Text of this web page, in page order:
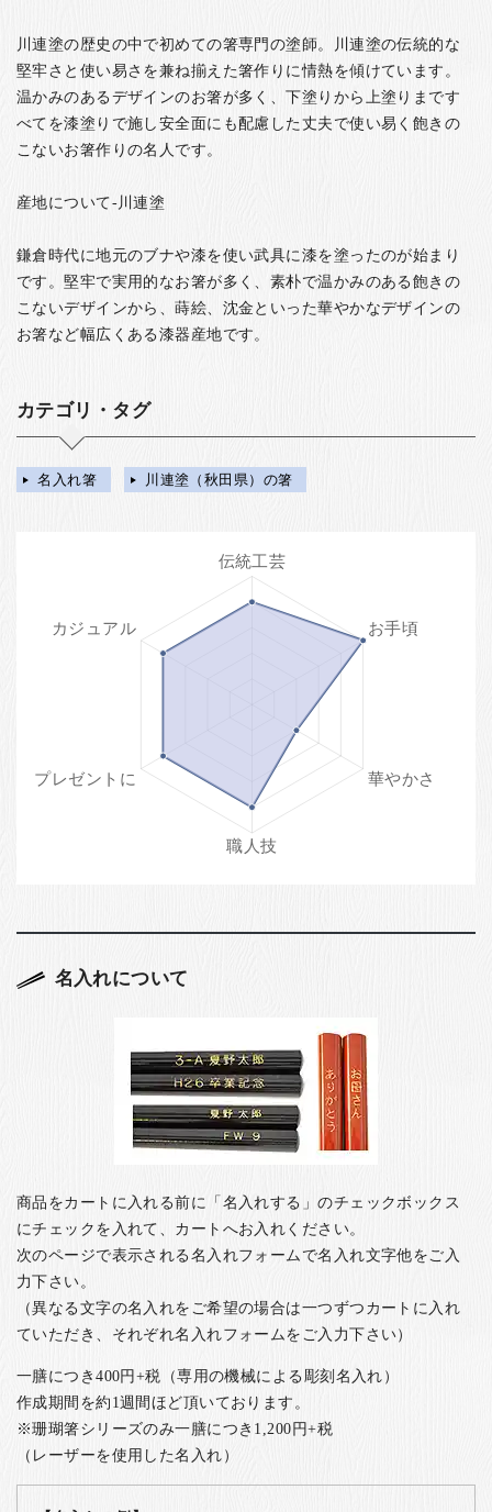
川連塗の歴史の中で初めての箸専門の塗師。川連塗の伝統的な
堅牢さと使い易さを兼ね揃えた箸作りに情熱を傾けています。
温かみのあるデザインのお箸が多く、下塗りから上塗りまです
べてを漆塗りで施し安全面にも配慮した丈夫で使い易く飽きの
こないお箸作りの名人です。
産地について-川連塗
鎌倉時代に地元のブナや漆を使い武具に漆を塗ったのが始まり
です。堅牢で実用的なお箸が多く、素朴で温かみのある飽きの
こないデザインから、蒔絵、沈金といった華やかなデザインの
お箸など幅広くある漆器産地です。
カテゴリ・タグ
名入れ箸 川連塗（秋田県）の箸
名入れについて
商品をカートに入れる前に「名入れする」のチェックボックス
にチェックを入れて、カートへお入れください。
次のページで表示される名入れフォームで名入れ文字他をご入
力下さい。
（異なる文字の名入れをご希望の場合は一つずつカートに入れ
ていただき、それぞれ名入れフォームをご入力下さい）
一膳につき400円+税（専用の機械による彫刻名入れ）
作成期間を約1週間ほど頂いております。
※珊瑚箸シリーズのみ一膳につき1,200円+税
（レーザーを使用した名入れ）